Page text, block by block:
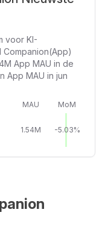
voor KI-
App MAU in de
App MAU in jun
MAU MoM
1.54M -5.03%